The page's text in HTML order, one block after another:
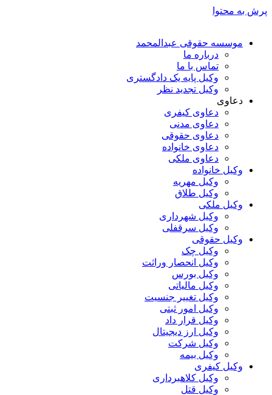
پرش به محتوا
موسسه حقوقی عبدالمحمد
درباره ما
تماس با ما
وکیل پایه یک دادگستری
وکیل تجدید نظر
دعاوی
دعاوی کیفری
دعاوی مدنی
دعاوی حقوقی
دعاوی خانواده
دعاوی ملکی
وکیل خانواده
وکیل مهریه
وکیل طلاق
وکیل ملکی
وکیل شهرداری
وکیل سرقفلی
وکیل حقوقی
وکیل چک
وکیل انحصار وراثت
وکیل بورس
وکیل مالیاتی
وکیل تغییر جنسیت
وکیل امور ثبتی
وکیل قرار داد
وکیل ارز دیجیتال
وکیل شرکت
وکیل بیمه
وکیل کیفری
وکیل کلاهبرداری
وکیل قتل